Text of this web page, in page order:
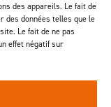
des appareils. Le fait de
des données telles que le
Le fait de ne pas
effet négatif sur